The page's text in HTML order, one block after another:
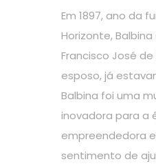
Em 1897, ano da
Horizonte,
Francisco José de
esposo, já
Balbina foi uma
inovadora para a
empreendedora
sentimento de